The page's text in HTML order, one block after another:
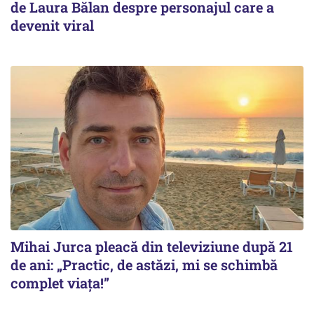
de Laura Bălan despre personajul care a
devenit viral
Mihai Jurca pleacă din televiziune după 21
de ani: „Practic, de astăzi, mi se schimbă
complet viața!”